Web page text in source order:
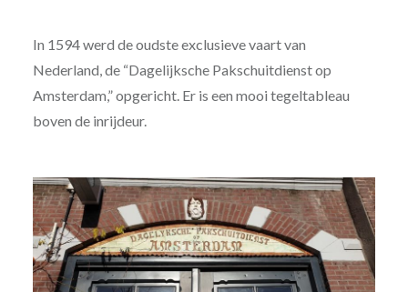
In 1594 werd de oudste exclusieve vaart van
Nederland, de “Dagelijksche Pakschuitdienst op
Amsterdam,” opgericht. Er is een mooi tegeltableau
boven de inrijdeur.